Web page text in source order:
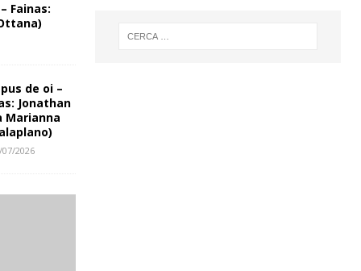
Fainas:
de oi –
Jonathan
Marianna
07/2026